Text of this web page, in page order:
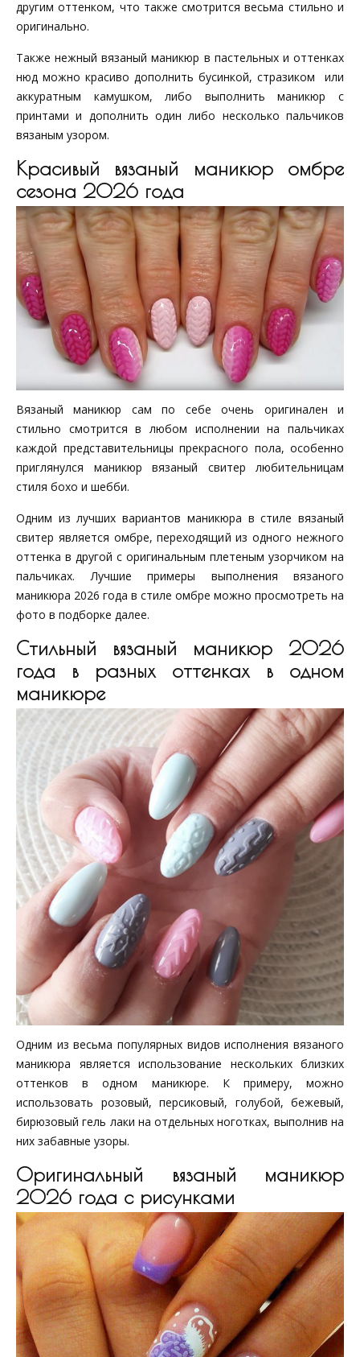
другим оттенком, что также смотрится весьма стильно и
оригинально.
Также нежный вязаный маникюр в пастельных и оттенках
нюд можно красиво дополнить бусинкой, стразиком или
аккуратным камушком, либо выполнить маникюр с
принтами и дополнить один либо несколько пальчиков
вязаным узором.
Красивый вязаный маникюр омбре
сезона 2026 года
Вязаный маникюр сам по себе очень оригинален и
стильно смотрится в любом исполнении на пальчиках
каждой представительницы прекрасного пола, особенно
приглянулся маникюр вязаный свитер любительницам
стиля бохо и шебби.
Одним из лучших вариантов маникюра в стиле вязаный
свитер является омбре, переходящий из одного нежного
оттенка в другой с оригинальным плетеным узорчиком на
пальчиках. Лучшие примеры выполнения вязаного
маникюра 2026 года в стиле омбре можно просмотреть на
фото в подборке далее.
Стильный вязаный маникюр 2026
года в разных оттенках в одном
маникюре
Одним из весьма популярных видов исполнения вязаного
маникюра является использование нескольких близких
оттенков в одном маникюре. К примеру, можно
использовать розовый, персиковый, голубой, бежевый,
бирюзовый гель лаки на отдельных ноготках, выполнив на
них забавные узоры.
Оригинальный вязаный маникюр
2026 года с рисунками